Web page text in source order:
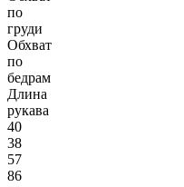
по
груди
Обхват
по
бедрам
Длина
рукава
40
38
57
86